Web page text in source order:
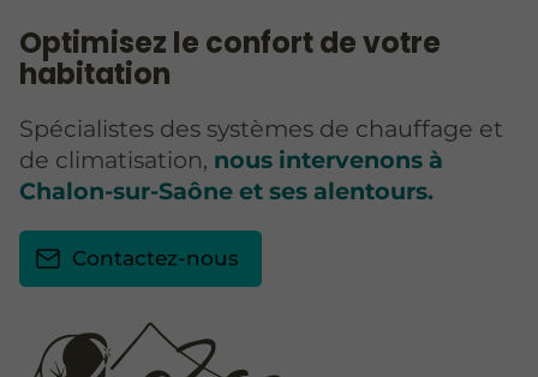
Optimisez le confort de votre
habitation
Spécialistes des systèmes de chauffage et
de climatisation, nous intervenons à
Chalon-sur-Saône et ses alentours.
Contactez-nous